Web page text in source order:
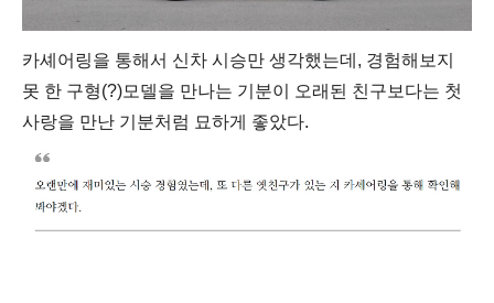
카셰어링을 통해서 신차 시승만 생각했는데, 경험해보지
못 한 구형(?)모델을 만나는 기분이 오래된 친구보다는 첫
사랑을 만난 기분처럼 묘하게 좋았다.